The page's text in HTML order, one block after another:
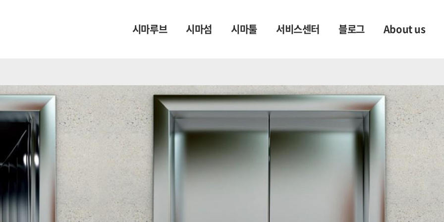
시마루브 시마섬 시마툴 서비스센터 블로그 About us